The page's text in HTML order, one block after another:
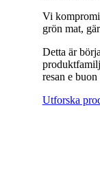
Vi
grön mat,
Detta är
resan e
Utforska